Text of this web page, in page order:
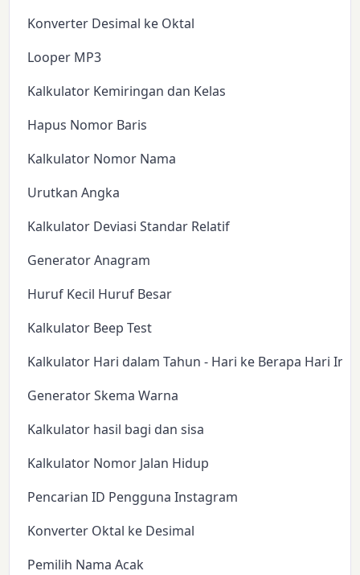
Konverter Desimal ke Oktal
Looper MP3
Kalkulator Kemiringan dan Kelas
Hapus Nomor Baris
Kalkulator Nomor Nama
Urutkan Angka
Kalkulator Deviasi Standar Relatif
Generator Anagram
Huruf Kecil Huruf Besar
Kalkulator Beep Test
Kalkulator Hari dalam Tahun - Hari ke Berapa Hari Ini?
Generator Skema Warna
Kalkulator hasil bagi dan sisa
Kalkulator Nomor Jalan Hidup
Pencarian ID Pengguna Instagram
Konverter Oktal ke Desimal
Pemilih Nama Acak